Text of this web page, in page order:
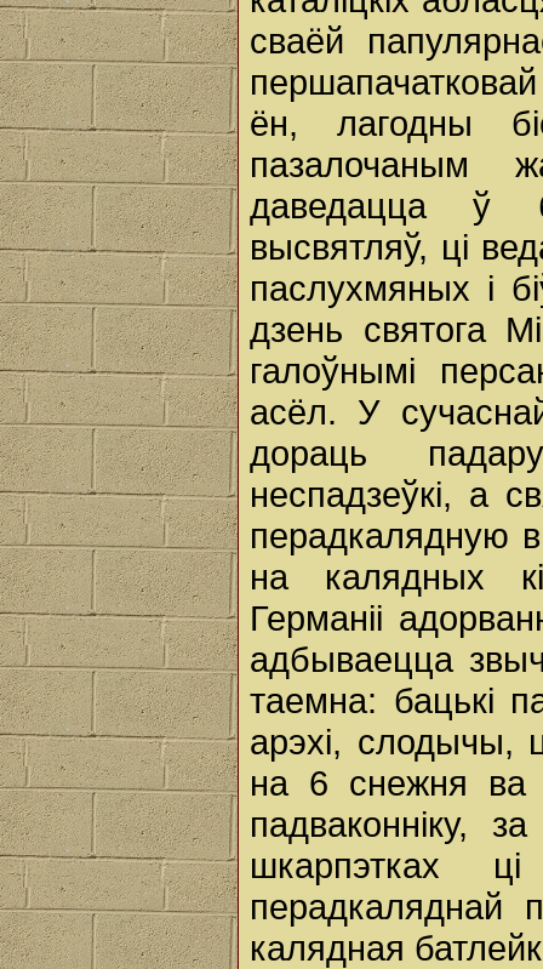
сваёй
ён, лагодны
пазалочаным
даведацца ў
высвятляў, ці
паслухмяных і
дзень святога
галоўнымі
асёл. У
дораць
неспадзеўкі, а
перадкалядную
на калядных
Германіі
адбываецца
таемна: бацькі
арэхі, слодычы,
на 6 снежня
падваконніку,
шкарпэтках
перадкаляднай
калядная